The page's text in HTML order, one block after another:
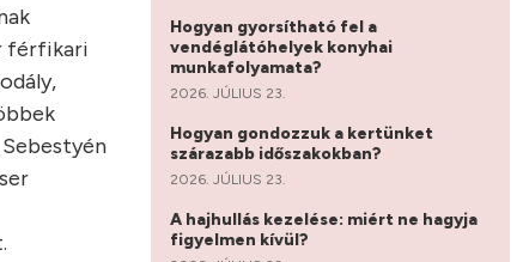
férfikari
Hogyan gyorsítható fel a
vendéglátóhelyek konyhai
munkafolyamata?
2026. JÚLIUS 23.
Hogyan gondozzuk a kertünket
szárazabb időszakokban?
2026. JÚLIUS 23.
A hajhullás kezelése: miért ne hagyja
figyelmen kívül?